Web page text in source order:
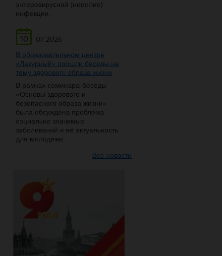
энтеровирусной (неполио)
инфекции.
10
07.2026
В образовательном центре
«Лазурный» прошли беседы на
тему здорового образа жизни
В рамках семинара-беседы
«Основы здорового и
безопасного образа жизни»
была обсуждена проблема
социально значимых
заболеваний и её актуальность
для молодежи.
Все новости